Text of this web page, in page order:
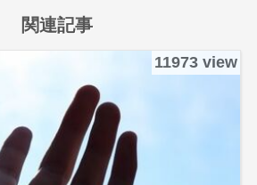
関連記事
11973 view